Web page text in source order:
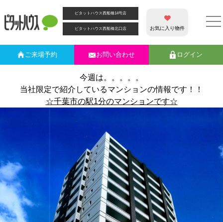
ピタットハウス西船橋14号店
ピタットハウス西船橋北口店 お気に入り物件
ご来場予約 お問い合わせ ログイン
カテゴリー別アーカイブ:高層階
☆ウィザースレジデンス千葉県庁前☆13階部分☆駅徒歩1分☆
築浅マンション☆オール電化☆
ピタットハウス西船橋１４号店の
です！！
今週は。。。。。
当社限定で紹介しているマンションの情報です！！
☆千葉市の駅1分のマンションです☆